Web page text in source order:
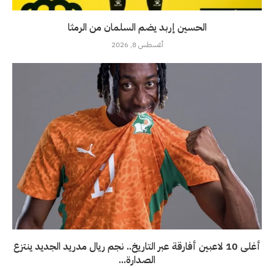
الحسين إربد يضم السلمان من الرمثا
أغسطس 8, 2026
أغلى 10 لاعبين أفارقة عبر التاريخ.. نجم ريال مدريد الجديد ينتزع
الصدارة...